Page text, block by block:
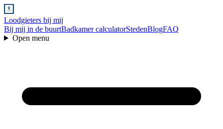
Loodgieters bij mij
Bij mij in de buurtBadkamer calculatorStedenBlogFAQ
Open menu